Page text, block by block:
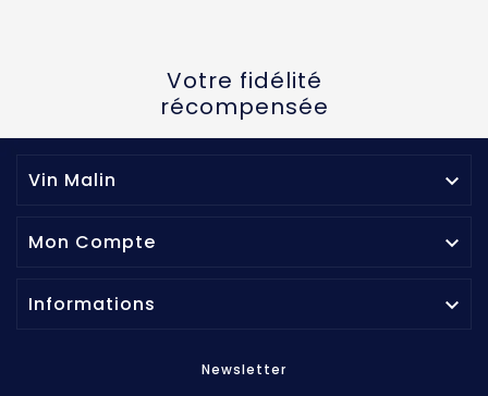
Votre fidélité
récompensée
Vin Malin 
Mon Compte 
Informations 
Newsletter